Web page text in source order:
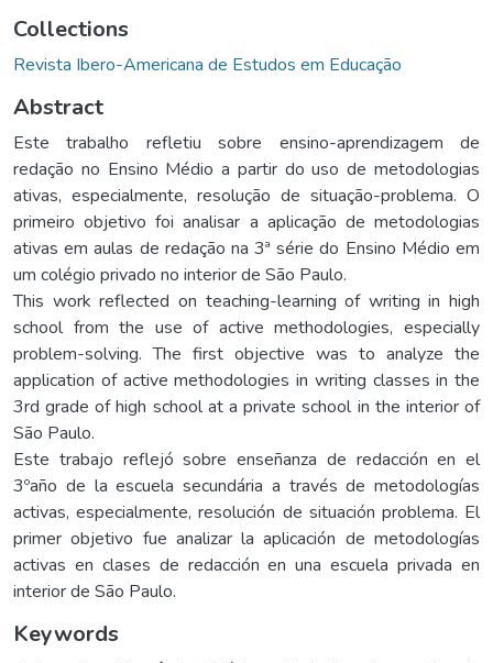
Collections
Revista Ibero-Americana de Estudos em Educação
Abstract
Este trabalho refletiu sobre ensino-aprendizagem de
redação no Ensino Médio a partir do uso de metodologias
ativas, especialmente, resolução de situação-problema. O
primeiro objetivo foi analisar a aplicação de metodologias
ativas em aulas de redação na 3ª série do Ensino Médio em
um colégio privado no interior de São Paulo.
This work reflected on teaching-learning of writing in high
school from the use of active methodologies, especially
problem-solving. The first objective was to analyze the
application of active methodologies in writing classes in the
3rd grade of high school at a private school in the interior of
São Paulo.
Este trabajo reflejó sobre enseñanza de redacción en el
3ºaño de la escuela secundária a través de metodologías
activas, especialmente, resolución de situación problema. El
primer objetivo fue analizar la aplicación de metodologías
activas en clases de redacción en una escuela privada en
interior de São Paulo.
Keywords